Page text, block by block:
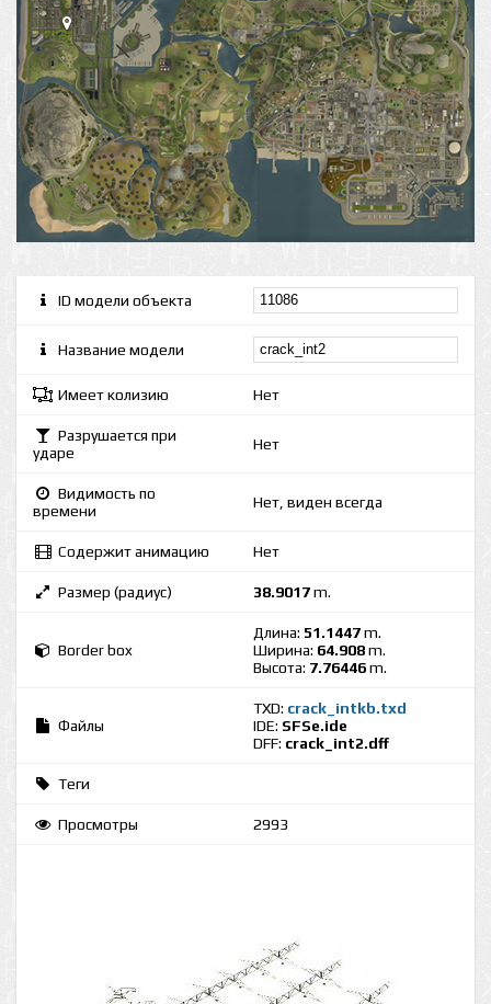
ID модели объекта
Название модели
Имеет колизию Нет
Разрушается при
ударе
Нет
Видимость по
времени
Нет, виден всегда
Содержит анимацию Нет
Размер (радиус) 38.9017m.
Border box
Длина: 51.1447m.
Ширина: 64.908m.
Высота: 7.76446m.
Файлы
TXD: crack_intkb.txd
IDE: SFSe.ide
DFF: crack_int2.dff
Теги
Просмотры 2993